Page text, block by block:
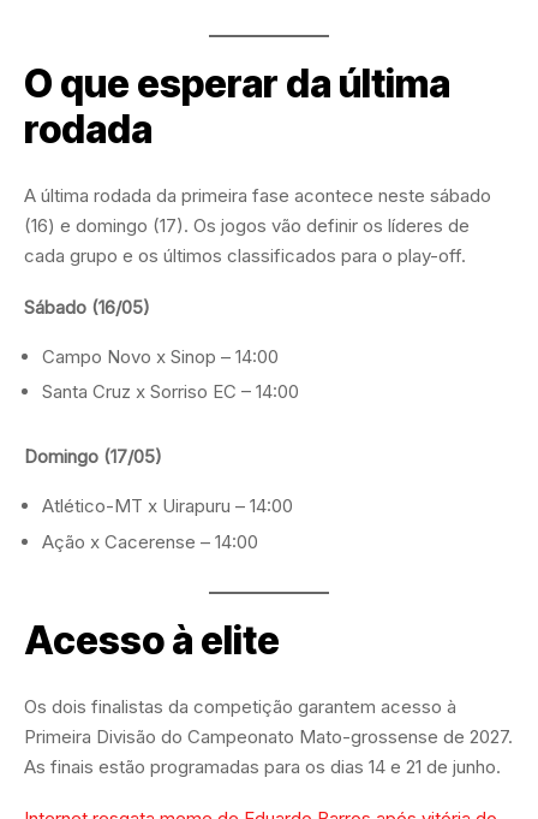
O que esperar da última
rodada
A última rodada da primeira fase acontece neste sábado
(16) e domingo (17). Os jogos vão definir os líderes de
cada grupo e os últimos classificados para o play-off.
Sábado (16/05)
Campo Novo x Sinop – 14:00
Santa Cruz x Sorriso EC – 14:00
Domingo (17/05)
Atlético-MT x Uirapuru – 14:00
Ação x Cacerense – 14:00
Acesso à elite
Os dois finalistas da competição garantem acesso à
Primeira Divisão do Campeonato Mato-grossense de 2027.
As finais estão programadas para os dias 14 e 21 de junho.